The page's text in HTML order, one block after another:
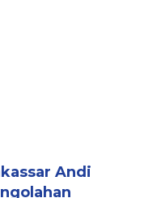
Andi